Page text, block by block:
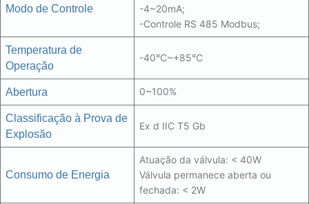
Modo de Controle
-4~20mA;
-Controle RS 485 Modbus;
Temperatura de
Operação
-40°C~+85°C
Abertura 0~100%
Classificação à Prova de
Explosão
Ex d IIC T5 Gb
Consumo de Energia
Atuação da válvula: < 40W
Válvula permanece aberta ou
fechada: < 2W